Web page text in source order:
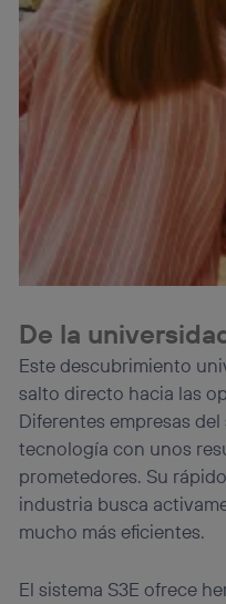
De la
Este descubrimiento
salto directo hacia las
Diferentes empresas
tecnología con unos
prometedores. Su
industria busca
mucho más eficientes.
El sistema S3E ofrece